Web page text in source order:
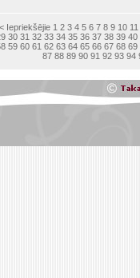
Iepriekšējie 1 2 3 4 5 6 7 8 9 10 11
30 31 32 33 34 35 36 37 38 39 40
59 60 61 62 63 64 65 66 67 68 69
87 88 89 90 91 92 93 94